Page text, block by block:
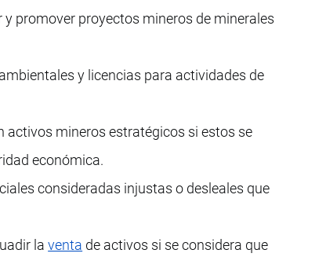
promover proyectos mineros de minerales
y licencias para actividades de
activos mineros estratégicos si estos se
económica.
consideradas injustas o desleales que
laventa de activos si se considera que